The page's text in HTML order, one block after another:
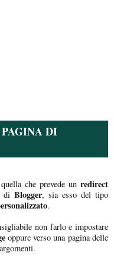
DI
che prevede un redirect
Blogger, sia esso del tipo
.
non farlo e impostare
oppure verso una pagina delle